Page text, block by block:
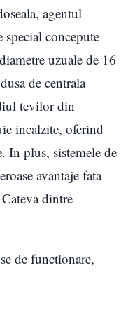
agentul
concepute
uzuale de 16
de centrala
tevilor din
incalzite, oferind
In plus, sistemele de
avantaje fata
dintre
de functionare,